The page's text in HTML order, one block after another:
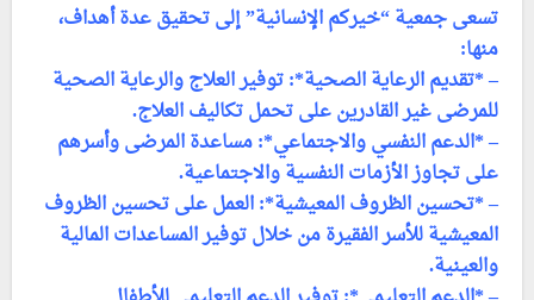
تسعى جمعية “خيركم الإنسانية” إلى تحقيق عدة أهداف،
منها:
– *تقديم الرعاية الصحية*: توفير العلاج والرعاية الصحية
للمرضى غير القادرين على تحمل تكاليف العلاج.
– *الدعم النفسي والاجتماعي*: مساعدة المرضى وأسرهم
على تجاوز الأزمات النفسية والاجتماعية.
– *تحسين الظروف المعيشية*: العمل على تحسين الظروف
المعيشية للأسر الفقيرة من خلال توفير المساعدات المالية
والعينية.